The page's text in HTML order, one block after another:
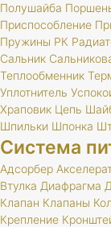
Полушайба
Приспособление
Пружины РК
Сальник
Теплообменник
Уплотнитель
Храповик Цепь
Шпильки Шпонка
Система
Адсорбер
Втулка Диафрагма
Клапан Клапаны
Крепление